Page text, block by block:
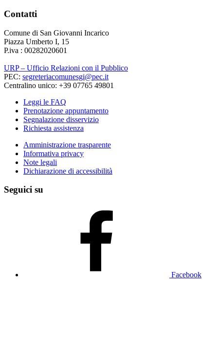
Contatti
Comune di San Giovanni Incarico
Piazza Umberto I, 15
P.iva : 00282020601
URP – Ufficio Relazioni con il Pubblico
PEC: segreteriacomunesgi@pec.it
Centralino unico: +39 07765 49801
Leggi le FAQ
Prenotazione appuntamento
Segnalazione disservizio
Richiesta assistenza
Amministrazione trasparente
Informativa privacy
Note legali
Dichiarazione di accessibilità
Seguici su
Facebook